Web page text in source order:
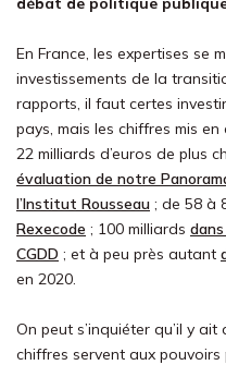
En France, les expertises se
investissements de la
rapports, il faut certes
pays, mais les chiffres mis
22 milliards d’euros de plus
évaluation de notre
l’Institut Rousseau ; de 58 à
Rexecode ; 100 milliards
CGDD ; et à peu près autant
en 2020.
On peut s’inquiéter qu’il y
chiffres servent aux